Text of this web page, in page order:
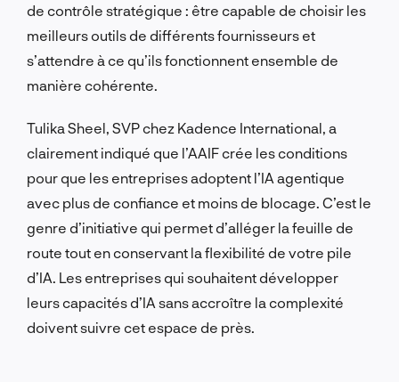
de contrôle stratégique : être capable de choisir les
meilleurs outils de différents fournisseurs et
s’attendre à ce qu’ils fonctionnent ensemble de
manière cohérente.
Tulika Sheel, SVP chez Kadence International, a
clairement indiqué que l’AAIF crée les conditions
pour que les entreprises adoptent l’IA agentique
avec plus de confiance et moins de blocage. C’est le
genre d’initiative qui permet d’alléger la feuille de
route tout en conservant la flexibilité de votre pile
d’IA. Les entreprises qui souhaitent développer
leurs capacités d’IA sans accroître la complexité
doivent suivre cet espace de près.